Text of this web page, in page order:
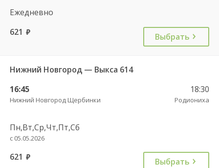
Ежедневно
621 руб. Выбрать
Нижний Новгород — Выкса 614
16:45
Нижний Новгород Щербинки
18:30
Родиониха
Пн,Вт,Ср,Чт,Пт,Сб
с 05.05.2026
621 руб. Выбрать